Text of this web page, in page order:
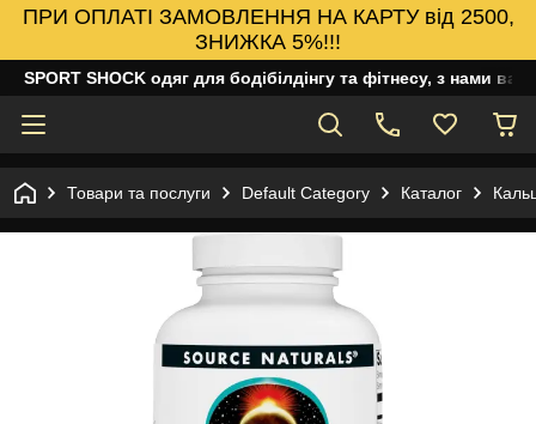
ПРИ ОПЛАТІ ЗАМОВЛЕННЯ НА КАРТУ від 2500,
ЗНИЖКА 5%!!!
SPORT SHOCK одяг для бодібілдінгу та фітнесу, з нами
Товари та послуги Default Category Каталог